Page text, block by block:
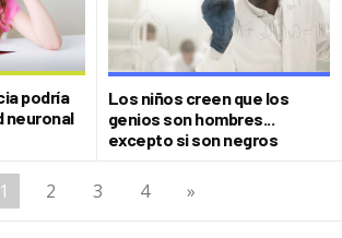
podría
neuronal
Los niños creen que los
genios son hombres...
excepto si son negros
1 2 3 4 »